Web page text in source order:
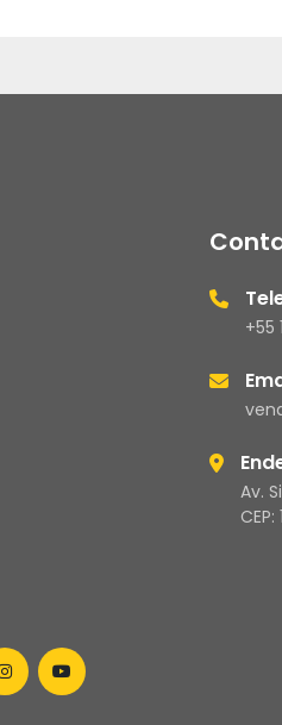
+55
Av.
instagramyoutube